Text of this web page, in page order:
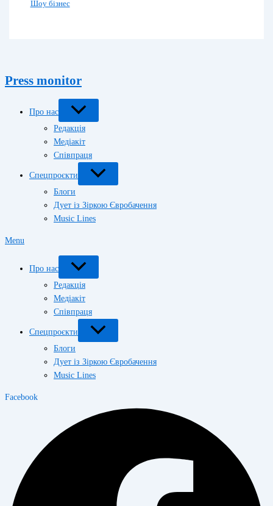
Шоу бізнес
Press monitor
Про нас
Редакція
Медіакіт
Співпраця
Спецпроєкти
Блоги
Дует із Зіркою Євробачення
Music Lines
Menu
Про нас
Редакція
Медіакіт
Співпраця
Спецпроєкти
Блоги
Дует із Зіркою Євробачення
Music Lines
Facebook